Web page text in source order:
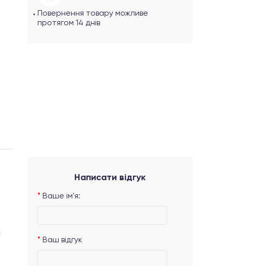
Повернення товару можливе
протягом 14 днів
Написати відгук
Ваше ім'я:
Ваш відгук